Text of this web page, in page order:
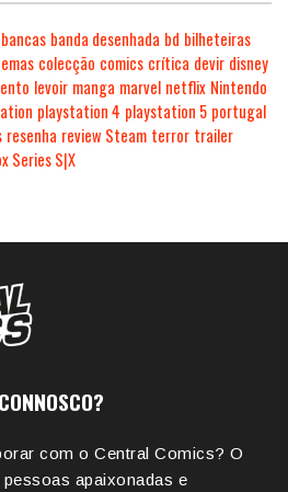
bancas banda desenhada bd bilheteiras
colecção comics crítica devir disney
levoir manga marvel netflix Nintendo
playstation 4 playstation 5 portugal
resenha review Steam terror trailer
Series S|X
com o Central Comics? O
apaixonadas e